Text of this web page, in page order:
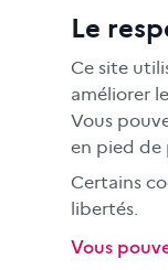
Le
Ce site
améliorer
Vous
en pied de
Certains
libertés.
Vous